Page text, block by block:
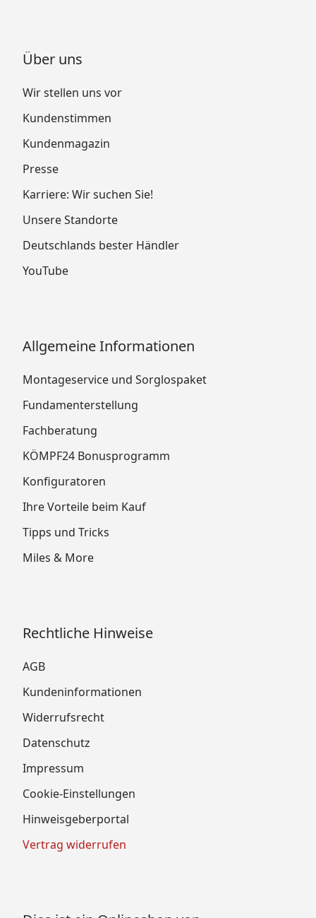
Über uns
Wir stellen uns vor
Kundenstimmen
Kundenmagazin
Presse
Karriere: Wir suchen Sie!
Unsere Standorte
Deutschlands bester Händler
YouTube
Allgemeine Informationen
Montageservice und Sorglospaket
Fundamenterstellung
Fachberatung
KÖMPF24 Bonusprogramm
Konfiguratoren
Ihre Vorteile beim Kauf
Tipps und Tricks
Miles & More
Rechtliche Hinweise
AGB
Kundeninformationen
Widerrufsrecht
Datenschutz
Impressum
Cookie-Einstellungen
Hinweisgeberportal
Vertrag widerrufen